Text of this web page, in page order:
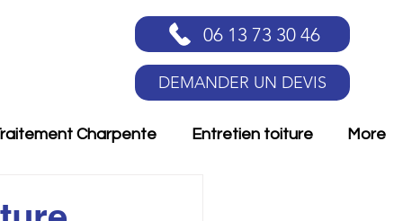
06 13 73 30 46
DEMANDER UN DEVIS
Charpente Entretien toiture More